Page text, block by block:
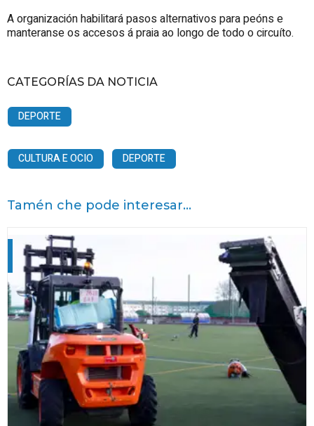
A organización habilitará pasos alternativos para peóns e
manteranse os accesos á praia ao longo de todo o circuíto.
CATEGORÍAS DA NOTICIA
DEPORTE
CULTURA E OCIO DEPORTE
Tamén che pode interesar...